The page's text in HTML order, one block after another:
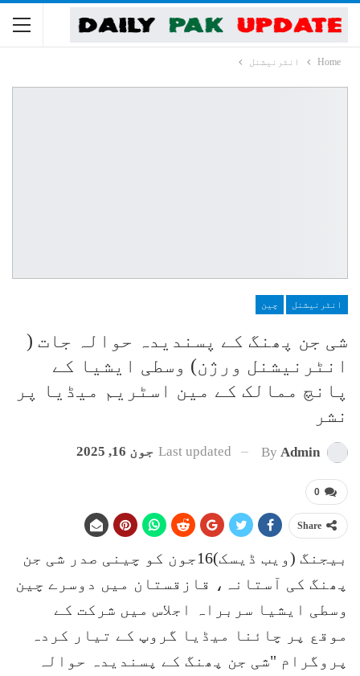
Home انٹرنیشنل
انٹرنیشنل چین
شی جن پھنگ کے پسندیدہ حوالہ جات (
انٹرنیشنل ورژن) وسطی ایشیا کے
پانچ ممالک کے مین اسٹریم میڈیا پر
نشر
By Admin
Last updated جون 16, 2025
0
Share
بیجنگ (ویب ڈیسک)16جون کو چینی صدر شی جن
پھنگ کی آستانہ، قازقستان میں دوسرے چین
وسطی ایشیا سربراہ اجلاس میں شرکت کے
موقع پر چائنا میڈیا گروپ کے تیار کردہ
پروگرام "شی جن پھنگ کے پسندیدہ حوالہ